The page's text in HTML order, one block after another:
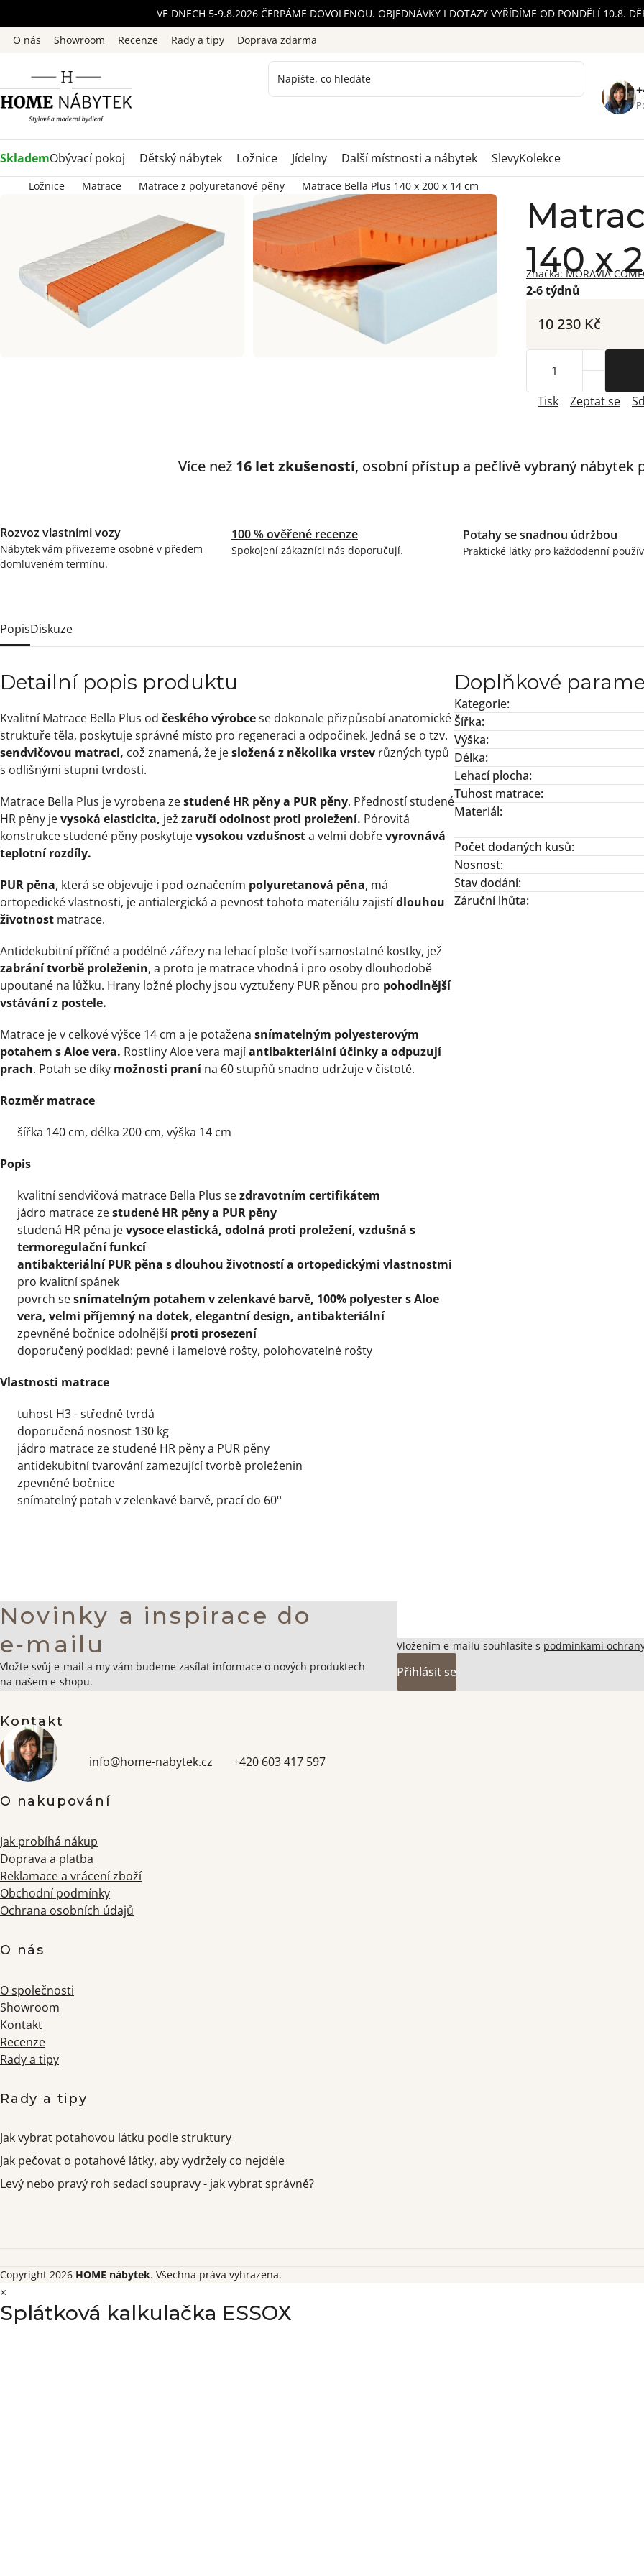
na
obsah
VE DNECH 5-9.8.2026 ČERPÁME DOVOLENOU. OBJEDNÁVKY I DOTAZY VYŘÍDÍME OD PONDĚLÍ 10.8.
O nás
Showroom Recenze Rady a tipy Doprava zdarma
SklademObývací pokoj Dětský nábytek Ložnice Jídelny Další místnosti a nábytek SlevyKolekce
Ložnice Matrace Matrace z polyuretanové pěny Matrace Bella Plus 140 x 200 x 14 cm
140 x
Značka: MORAVIA
10 230 Kč
2-6 týdnů
Tisk
Zeptat se
Více než 16 let zkušeností, osobní přístup a pečlivě vybraný nábytek
Rozvoz vlastními vozy
Nábytek vám přivezeme osobně v předem
domluveném termínu.
100 % ověřené recenze
Spokojení zákazníci nás doporučují.
Potahy se snadnou údržbou
Praktické látky pro každodenní
PopisDiskuze
Detailní popis produktu
Kvalitní Matrace Bella Plus od českého výrobcese dokonale přizpůsobí anatomické
struktuře těla, poskytuje správné místo pro regeneraci a odpočinek. Jedná se o tzv.
sendvičovou matraci, což znamená, že jesložená z několika vrstev různých typů
s odlišnými stupni tvrdosti.
Matrace Bella Plus je vyrobena zestudené HR pěny a PUR pěny. Předností studené
HR pěny jevysoká elasticita, jež zaručí odolnost proti proležení. Pórovitá
konstrukce studené pěny poskytujevysokou vzdušnosta velmi dobřevyrovnává
teplotní rozdíly.
PUR pěna, která se objevuje i pod označením polyuretanová pěna, má
ortopedické vlastnosti, je antialergická a pevnost tohoto materiálu zajistídlouhou
životnost matrace.
Antidekubitní příčné a podélné zářezy na lehací ploše tvoří samostatné kostky, jež
zabrání tvorbě proleženin, a proto je matrace vhodná i pro osoby dlouhodobě
upoutané na lůžku. Hrany ložné plochy jsou vyztuženy PUR pěnou pro pohodlnější
vstávání z postele.
Matrace je v celkové výšce 14 cm a je potažena snímatelným polyesterovým
potahem s Aloe vera. Rostliny Aloe vera majíantibakteriální účinky a odpuzují
prach. Potah se díky možnosti pranína 60 stupňů snadno udržuje v čistotě.
Rozměr matrace
šířka 140 cm, délka 200 cm, výška 14 cm
Popis
kvalitní sendvičová matrace Bella Plus sezdravotním certifikátem
jádro matrace zestudené HR pěny a PUR pěny
studená HR pěna jevysoce elastická, odolná proti proležení, vzdušná s
termoregulační funkcí
antibakteriální PUR pěna s dlouhou životností a ortopedickými vlastnostmi
pro kvalitní spánek
povrch sesnímatelným potahem v zelenkavé barvě, 100% polyester s Aloe
vera, velmi příjemný na dotek, elegantní design, antibakteriální
zpevněné bočnice odolnějšíproti prosezení
doporučený podklad: pevné i lamelové rošty, polohovatelné rošty
Vlastnosti matrace
tuhost H3 - středně tvrdá
doporučená nosnost 130 kg
jádro matrace ze studené HR pěny a PUR pěny
antidekubitní tvarování zamezující tvorbě proleženin
zpevněné bočnice
snímatelný potah v zelenkavé barvě, prací do 60°
Doplňkové
Kategorie:
Šířka:
Výška:
Délka:
Lehací plocha:
Tuhost matrace:
Materiál:
Počet dodaných kusů:
Nosnost:
Stav dodání:
Záruční lhůta:
Zápatí
Novinky a inspirace do
e‑mailu
Vložte svůj e-mail a my vám budeme zasílat informace o nových produktech
na našem e-shopu.
Vložením e-mailu souhlasíte s podmínkami
Přihlásit se
Kontakt
info@home-nabytek.cz +420 603 417 597
O nakupování
Jak probíhá nákup
Doprava a platba
Reklamace a vrácení zboží
Obchodní podmínky
Ochrana osobních údajů
O nás
O společnosti
Showroom
Kontakt
Recenze
Rady a tipy
Rady a tipy
Jak vybrat potahovou látku podle struktury
Jak pečovat o potahové látky, aby vydržely co nejdéle
Levý nebo pravý roh sedací soupravy - jak vybrat správně?
Copyright 2026 HOME nábytek. Všechna práva vyhrazena.
×
Splátková kalkulačka ESSOX